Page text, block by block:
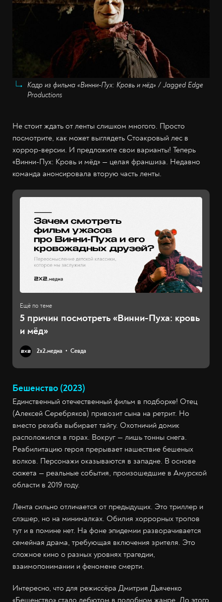
Кадр из фильма «Винни-Пух: Кровь и мёд» / Jagged Edge
Productions
Не стоит ждать от ленты слишком многого. Просто
посмотрите, как может выглядеть Стоакровый лес в
хоррор-версии. И предложите свои варианты! Теперь
«Винни-Пух: Кровь и мёд» — целая франшиза. Недавно
команда анонсировала вторую часть ленты.
5 причин посмотреть «Винни-Пуха: кровь
и мёд»
2х2.медиа Севда
Бешенство (2023)
Единственный отечественный фильм в подборке! Отец
(Алексей Серебряков) привозит сына на ретрит. Но
вместо рехаба выбирает тайгу. Охотничий домик
расположился в горах. Вокруг — лишь тонны снега.
Реабилитацию героя прерывает нашествие бешеных
волков. Персонажи оказываются в западне. В основе
сюжета — реальные события, произошедшие в Амурской
области в 2019 году.
Лента сильно отличается от предыдущих. Это триллер и
слэшер, но на минималках. Обилия хоррорных тропов
тут и в помине нет. На фоне эпидемии разворачивается
семейная драма, требующая включения зрителя. Это
сложное кино о разных уровнях трагедии,
взаимопонимании и феномене смерти.
Интересно, что для режиссёра Дмитрия Дьяченко
«Бешенство» стало дебютом в подобном жанре. До этого